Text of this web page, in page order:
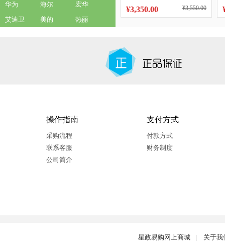
华为
海尔
宏华
艾迪卫
美的 热丽
¥3,350.00 ¥3,550.00
操作指南
采购流程
联系客服
公司简介
支付方式
付款方式
财务制度
星政易购网上商城 | 关于我